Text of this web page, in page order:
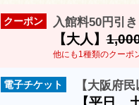
クーポン 入館料50円引き
【大人】
他にも1種類のクーポ
電子チケット 【大阪府